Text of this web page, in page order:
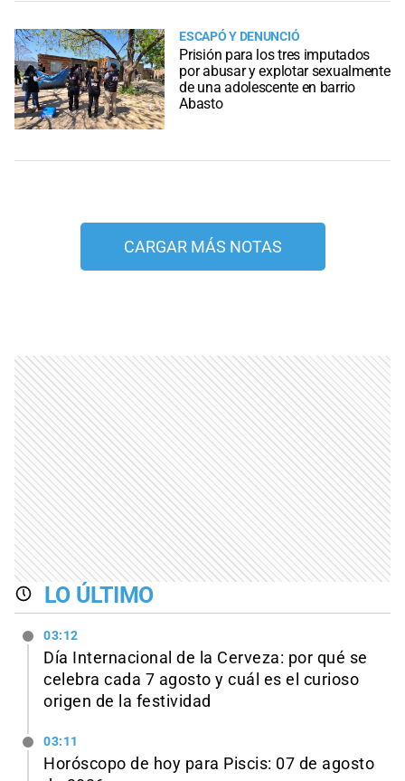
ESCAPÓ Y DENUNCIÓ
Prisión para los tres imputados
por abusar y explotar sexualmente
de una adolescente en barrio
Abasto
CARGAR MÁS NOTAS
LO ÚLTIMO
03:12
Día Internacional de la Cerveza: por qué se
celebra cada 7 agosto y cuál es el curioso
origen de la festividad
03:11
Horóscopo de hoy para Piscis: 07 de agosto